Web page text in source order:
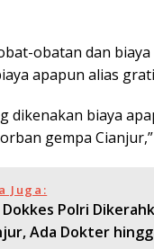
obatan dan
apapun alias
dikenakan biaya
gempa
Juga:
Polri
Ada Dokter